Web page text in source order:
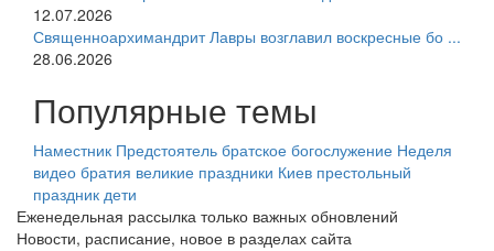
12.07.2026
Священноархимандрит Лавры возглавил воскресные бо ...
28.06.2026
Популярные темы
Наместник Предстоятель братское богослужение Неделя
видео братия великие праздники Киев престольный
праздник дети
Еженедельная рассылка только важных обновлений
Новости, расписание, новое в разделах сайта